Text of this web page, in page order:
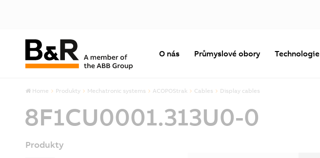
O nás Průmyslové obory Technologie
Home Produkty Mechatronic systems ACOPOStrak Cables Display cables
8F1CU0001.313U0-0
Produkty